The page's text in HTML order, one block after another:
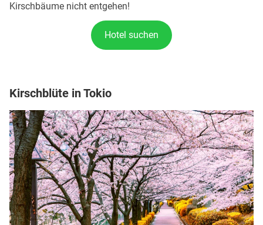
Kirschbäume nicht entgehen!
Hotel suchen
Kirschblüte in Tokio